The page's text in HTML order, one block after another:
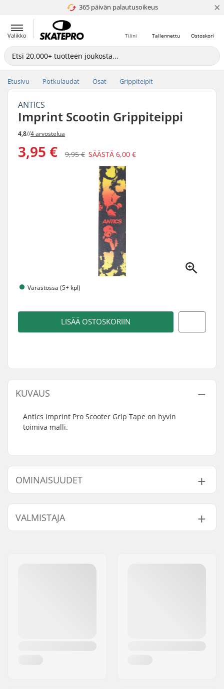
365 päivän palautusoikeus
4.8 / 5 ×
Valikko Ostoskori
Tallennettu
Tilini
Etusivu Potkulaudat Osat Grippiteipit
ANTICS
Imprint Scootin Grippiteippi
4,8//4 arvostelua
3,95 € 9,95 € SÄÄSTÄ 6,00 €
Varastossa (5+ kpl)
LISÄÄ OSTOSKORIIN
KUVAUS
Antics Imprint Pro Scooter Grip Tape on hyvin
toimiva malli.
OMINAISUUDET
Length:
55.9cm (22")
Width:
VALMISTAJA